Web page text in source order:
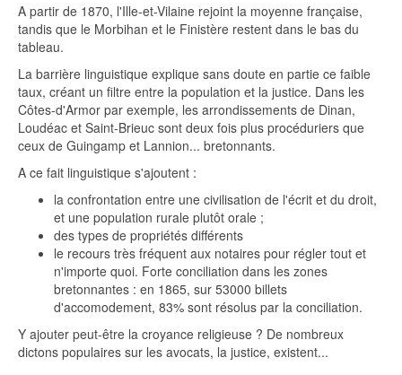
A partir de 1870, l'Ille-et-Vilaine rejoint la moyenne française,
tandis que le Morbihan et le Finistère restent dans le bas du
tableau.
La barrière linguistique explique sans doute en partie ce faible
taux, créant un filtre entre la population et la justice. Dans les
Côtes-d'Armor par exemple, les arrondissements de Dinan,
Loudéac et Saint-Brieuc sont deux fois plus procéduriers que
ceux de Guingamp et Lannion... bretonnants.
A ce fait linguistique s'ajoutent :
la confrontation entre une civilisation de l'écrit et du droit,
et une population rurale plutôt orale ;
des types de propriétés différents
le recours très fréquent aux notaires pour régler tout et
n'importe quoi. Forte conciliation dans les zones
bretonnantes : en 1865, sur 53000 billets
d'accomodement, 83% sont résolus par la conciliation.
Y ajouter peut-être la croyance religieuse ? De nombreux
dictons populaires sur les avocats, la justice, existent...